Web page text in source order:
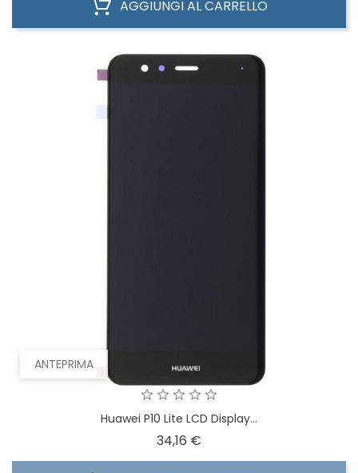
AGGIUNGI AL CARRELLO
ANTEPRIMA
Huawei P10 Lite LCD Display...
34,16 €